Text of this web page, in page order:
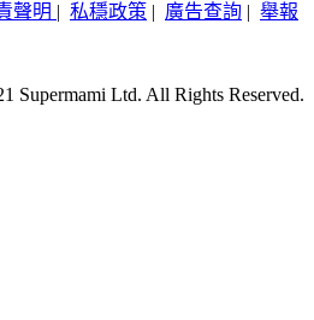
聲明 | 私穩政策 | 廣告查詢 | 舉報
Supermami Ltd. All Rights Reserved.